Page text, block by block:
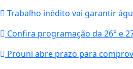
Trabalho inédito vai garantir
Confira programação da 26° e
Prouni abre prazo para